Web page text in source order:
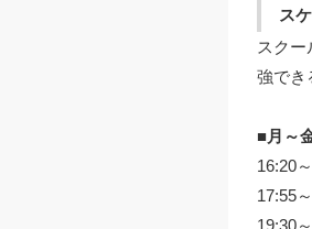
ス
スク
強でき
■月～
16:20
17:55